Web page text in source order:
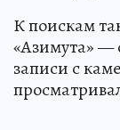
К поискам
«Азимута» —
записи с